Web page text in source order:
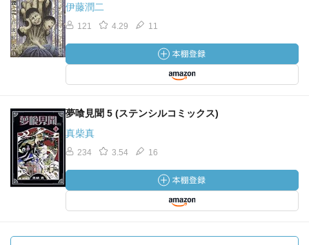
伊藤潤二
121 4.29 11
夢喰見聞 5 (ステンシルコミックス)
真柴真
234 3.54 16